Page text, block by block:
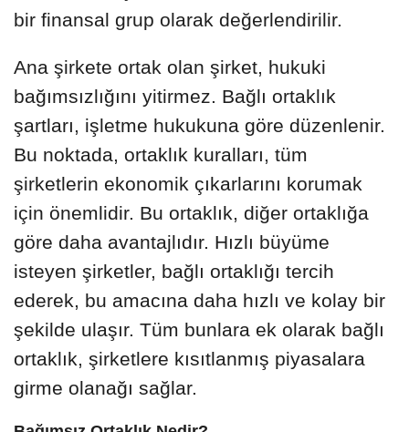
bir finansal grup olarak değerlendirilir.
Ana şirkete ortak olan şirket, hukuki
bağımsızlığını yitirmez. Bağlı ortaklık
şartları, işletme hukukuna göre düzenlenir.
Bu noktada, ortaklık kuralları, tüm
şirketlerin ekonomik çıkarlarını korumak
için önemlidir. Bu ortaklık, diğer ortaklığa
göre daha avantajlıdır. Hızlı büyüme
isteyen şirketler, bağlı ortaklığı tercih
ederek, bu amacına daha hızlı ve kolay bir
şekilde ulaşır. Tüm bunlara ek olarak bağlı
ortaklık, şirketlere kısıtlanmış piyasalara
girme olanağı sağlar.